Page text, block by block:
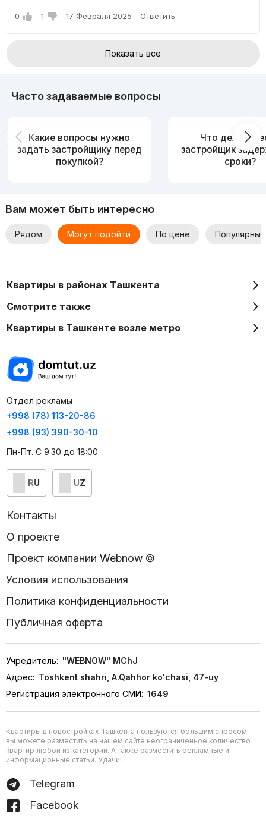
0 1 17 Февраля 2025 Ответить
Показать все
Часто задаваемые вопросы
Какие вопросы нужно
задать застройщику перед
покупкой?
Что делать,
застройщик
сроки?
Вам может быть интересно
Рядом Могут подойти По цене Популярные
Квартиры в районах Ташкента
Смотрите также
Квартиры в Ташкенте возле метро
Отдел рекламы
+998 (78) 113-20-86
+998 (93) 390-30-10
Пн-Пт. С 9:30 до 18:00
RU UZ
Контакты
О проекте
Проект компании Webnow ©
Условия использования
Политика конфиденциальности
Публичная оферта
Учредитель: "WEBNOW" MChJ
Адрес: Toshkent shahri, A.Qahhor ko'chasi, 47-uy
Регистрация электронного СМИ: 1649
Квартиры в новостройках Ташкента пользуются большим спросом,
вы можете разместить на нашем сайте неограниченное количество
квартир любой из категорий. А также разместить рекламные и
информационные статьи. Удачи!
Telegram
Facebook